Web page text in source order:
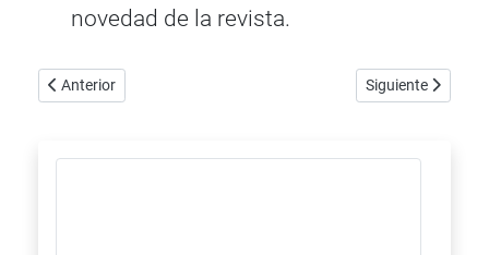
novedad de la revista.
Artículo anterior: Cambridge Audio CXN100, el campeón de los
Anterior Artículo siguiente:
Siguiente